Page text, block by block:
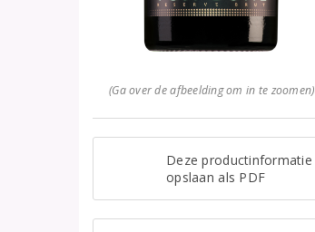
(Ga over de afbeelding om in te zoomen)
Deze productinformatie
opslaan als PDF